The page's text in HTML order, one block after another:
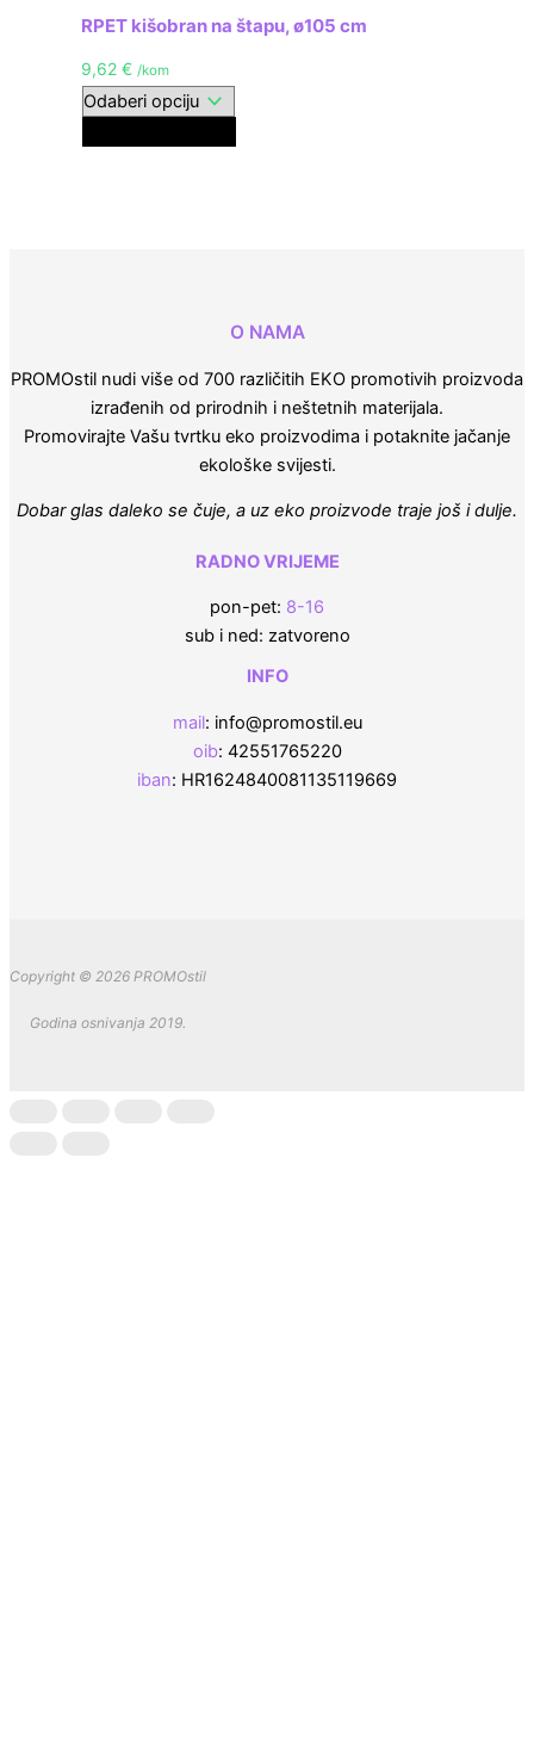
RPET kišobran na štapu, ø105 cm
9,62 € /kom
O NAMA
PROMOstil nudi više od 700 različitih EKO promotivih proizvoda
izrađenih od prirodnih i neštetnih materijala.
Promovirajte Vašu tvrtku eko proizvodima i potaknite jačanje
ekološke svijesti.
Dobar glas daleko se čuje, a uz eko proizvode traje još i dulje.
RADNO VRIJEME
pon-pet: 8-16
sub i ned: zatvoreno
INFO
mail: info@promostil.eu
oib: 42551765220
iban: HR1624840081135119669
Copyright © 2026 PROMOstil
Godina osnivanja 2019.